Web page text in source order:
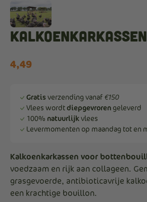
kalkoenkarkassen
4,49
Gratisverzending vanaf €150
Vlees wordtdiepgevroren geleverd
100% natuurlijkvlees
Levermomenten op maandag tot en
Kalkoenkarkassen voor
voedzaam en rijk aan collageen.
grasgevoerde, antibioticavrije
een krachtige bouillon.